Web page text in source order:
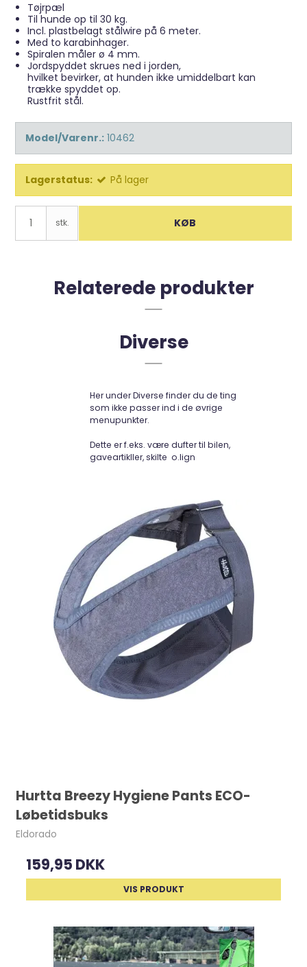
Tøjrpæl
Til hunde op til 30 kg.
Incl. plastbelagt stålwire på 6 meter.
Med to karabinhager.
Spiralen måler ø 4 mm.
Jordspyddet skrues ned i jorden,
hvilket bevirker, at hunden ikke umiddelbart kan
trække spyddet op.
Rustfrit stål.
Model/Varenr.: 10462
Lagerstatus: På lager
stk. KØB
Relaterede produkter
Diverse
Her under Diverse finder du de ting
som ikke passer ind i de øvrige
menupunkter.
Dette er f.eks. være dufter til bilen,
gaveartikller, skilte o.lign
Hurtta Breezy Hygiene Pants ECO-
Løbetidsbuks
Eldorado
159,95 DKK
VIS PRODUKT